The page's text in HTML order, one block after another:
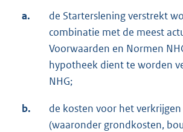
a.
de Starterslening verstrekt
combinatie met de meest
Voorwaarden en Normen
hypotheek dient te worden
NHG;
b.
de kosten voor het
(waaronder grondkosten,